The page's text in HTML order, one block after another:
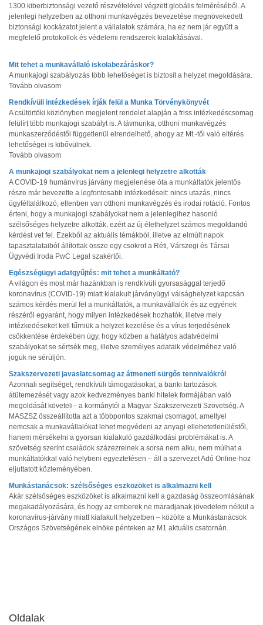
1300 kiberbiztonsági vezető részvételével végzett globális felméréséből. A
jelenlegi helyzetben az otthoni munkavégzés bevezetése megnövekedett
biztonsági kockázatot jelent a vállalatok számára, ha ez nem jár együtt a
megfelelő protokollok és védelemi rendszerek kialakításával.
Mit tehet a munkavállaló iskolabezáráskor?
A munkajogi szabályozás több lehetőséget is biztosít a helyzet megoldására.
Tovább olvasom
Rendkívüli intézkedések írják felül a Munka Törvénykönyvét
A csütörtöki közlönyben megjelent rendelet alapján a friss intézkedéscsomag
felülírt több munkajogi szabályt is. A távmunka, otthoni munkavégzés
munkaszerződéstől függetlenül elrendelhető, ahogy az Mt.-től való eltérés
lehetőségei is kibővülnek.
Tovább olvasom
A munkajogi szabályokat nem a jelenlegi helyzetre alkották
A COVID-19 humánvírus járvány megjelenése óta a munkáltatók jelentős
része már bevezette a legfontosabb intézkedéseit: nincs utazás, nincs
ügyféltalálkozó, ellenben van otthoni munkavégzés és irodai rotáció. Fontos
érteni, hogy a munkajogi szabályokat nem a jelenlegihez hasonló
szélsőséges helyzetre alkották, ezért az új élethelyzet számos megoldandó
kérdést vet fel. Ezekből az aktuális témákból, illetve az elmúlt napok
tapasztalataiból állítottak össze egy csokrot a Réti, Várszegi és Társai
Ügyvédi Iroda PwC Legal szakértői.
Egészségügyi adatgyűjtés: mit tehet a munkáltató?
A világon és most már hazánkban is rendkívüli gyorsasággal terjedő
koronavírus (COVID-19) miatt kialakult járványügyi válsághelyzet kapcsán
számos kérdés merül fel a munkáltatók, a munkavállalók és az egyének
részéről egyaránt, hogy milyen intézkedések hozhatók, illetve mely
intézkedéseket kell tűrniük a helyzet kezelése és a vírus terjedésének
csökkentése érdekében úgy, hogy közben a hatályos adatvédelmi
szabályokat se sértsék meg, illetve személyes adataik védelméhez való
joguk ne sérüljön.
Szakszervezeti javaslatcsomag az átmeneti sürgős tennivalókról
Azonnali segítséget, rendkívüli támogatásokat, a banki tartozások
átütemezését vagy azok kedvezményes banki hitelek formájában való
megoldását követeli– a kormánytól a Magyar Szakszervezeti Szövetség. A
MASZSZ összeállította azt a többpontos szakmai csomagot, amellyel
nemcsak a munkavállalókat lehet megvédeni az anyagi ellehetetlenüléstől,
hanem mérsékelni a gyorsan kialakuló gazdálkodási problémákat is. A
szövetség szerint családok százezreinek a sorsa nem alku, nem múlhat a
munkáltatókkal való helybeni egyeztetésen – áll a szervezet Adó Online-hoz
eljuttatott közleményében.
Munkástanácsok: szélsőséges eszközöket is alkalmazni kell
Akár szélsőséges eszközöket is alkalmazni kell a gazdaság összeomlásának
megakadályozására, és hogy az emberek ne maradjanak jövedelem nélkül a
koronavírus-járvány miatt kialakult helyzetben – közölte a Munkástanácsok
Országos Szövetségének elnöke pénteken az M1 aktuális csatornán.
Oldalak